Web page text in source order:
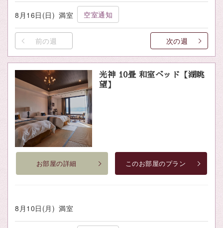
8月16日(日) 満室 空室通知
前の週 次の週
光神 10畳 和室ベッド【湖眺
望】
お部屋の詳細 このお部屋のプラン
8月10日(月) 満室